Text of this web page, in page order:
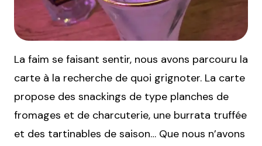
La faim se faisant sentir, nous avons parcouru la
carte à la recherche de quoi grignoter. La carte
propose des snackings de type planches de
fromages et de charcuterie, une burrata truffée
et des tartinables de saison… Que nous n’avons